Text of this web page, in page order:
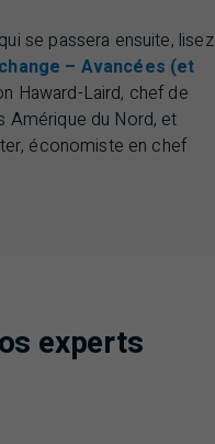
se passera ensuite, lisez
– Avancées (et
Haward-Laird, chef de
Amérique du Nord, et
économiste en chef
experts